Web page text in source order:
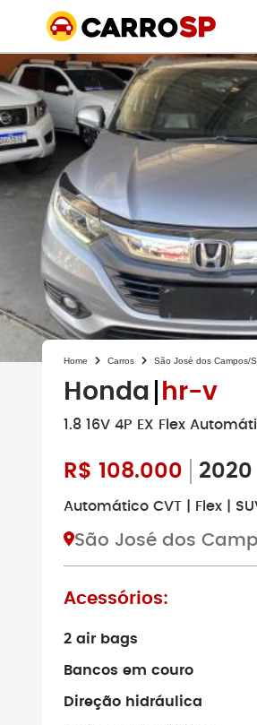
Home Carros São José dos Campos/
Honda hr-v
1.8 16V 4P EX Flex
R$ 108.000 2020
Automático CVT | Flex |
São José dos
Acessórios:
2 air bags
Bancos em couro
Direção hidráulica